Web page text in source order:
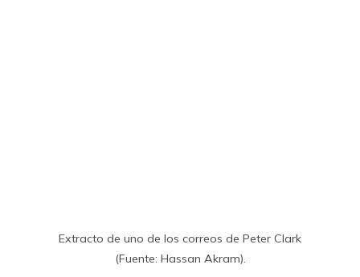
Extracto de uno de los correos de Peter Clark
(Fuente: Hassan Akram).